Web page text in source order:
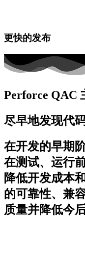
更快的发布
Perforce QAC
尽早地发现代
在开发的早期
在测试、运行
降低开发成本
的可靠性、兼
质量并降低今